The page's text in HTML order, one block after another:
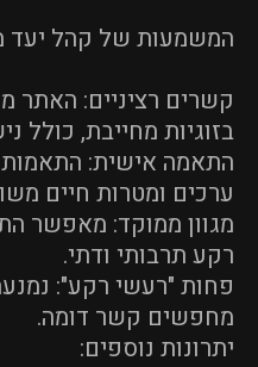
המשמעות של קהל יעד
קשרים רציניים: האתר
בזוגיות מחייבת, כולל
התאמה אישית: התאמות
ערכים ומטרות חיים
מגוון ממוקד: מאפשר
רקע תרבותי ודתי.
פחות "רעשי רקע":
מחפשים קשר דומה.
יתרונות נוספים: